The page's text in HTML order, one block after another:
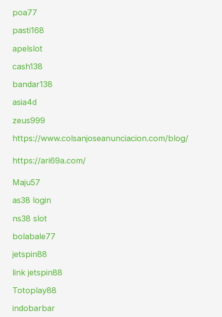
poa77
pasti168
apelslot
cash138
bandar138
asia4d
zeus999
https://www.colsanjoseanunciacion.com/blog/
https://ari69a.com/
Maju57
as38 login
ns38 slot
bolabale77
jetspin88
link jetspin88
Totoplay88
indobarbar